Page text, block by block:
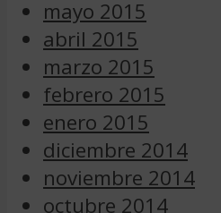
mayo 2015
abril 2015
marzo 2015
febrero 2015
enero 2015
diciembre 2014
noviembre 2014
octubre 2014